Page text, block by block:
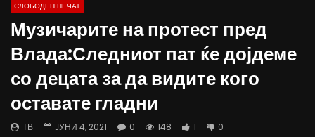
09:38
07.08.2026
АВГУСТ 7, 2026
0
1K 11 0
06.08.2026
СЛОБОДЕН ПЕЧАТ
Музичарите на протест пред
Влада:Следниот пат ќе дојдеме
со децата за да видите кого
оставате гладни
ТВ ЈУНИ 4, 2021 0 148 1 0